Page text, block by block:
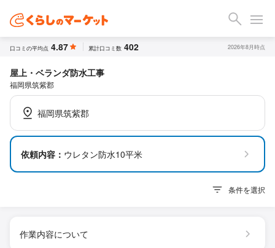
口コミの平均点 4.87 累計口コミ数 402 2026年8月時点
屋上・ベランダ防水工事
福岡県筑紫郡
福岡県筑紫郡
依頼内容： ウレタン防水10平米
条件を選択
作業内容について